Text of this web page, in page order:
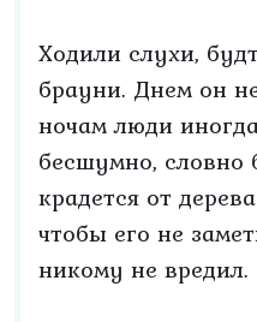
Ходили слухи,
брауни. Днем он
ночам люди
бесшумно, словно
крадется от
чтобы его не
никому не вредил.